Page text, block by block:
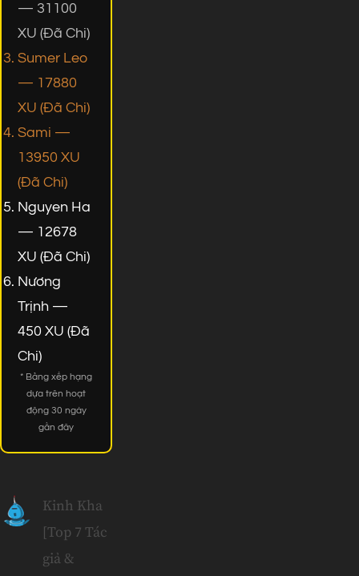
— 31100
XU (Đã Chi)
Sumer Leo
— 17880
XU (Đã Chi)
Sami —
13950 XU
(Đã Chi)
Nguyen Ha
— 12678
XU (Đã Chi)
Nương
Trịnh —
450 XU (Đã
Chi)
* Bảng xếp hạng
dựa trên hoạt
động 30 ngày
gần đây
Kinh Kha
[Top 7 Tác
giả &